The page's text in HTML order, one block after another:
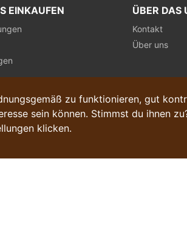
EINKAUFEN ÜBER DAS
Kontakt
Über uns
zu funktionieren, gut
sein können. Stimmst du ihnen
klicken.